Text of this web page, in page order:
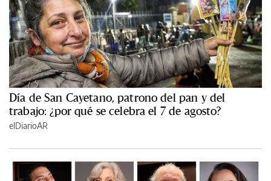
Día de San Cayetano, patrono del pan y del
trabajo: ¿por qué se celebra el 7 de agosto?
elDiarioAR